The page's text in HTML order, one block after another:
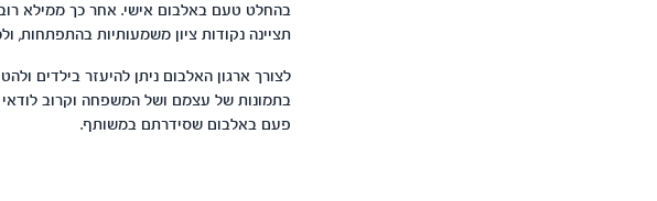
בהחלט טעם באלבום אישי. אחר כך ממילא
תציינה נקודות ציון משמעותיות בהתפתחות,
לצורך ארגון האלבום ניתן להיעזר בילדים
בתמונות של עצמם ושל המשפחה וקרוב
פעם באלבום שסידרתם במשותף.